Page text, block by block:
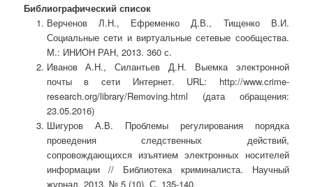
Библиографический список
Верченов Л.Н., Ефременко Д.В., Тищенко В.И.
Социальные сети и виртуальные сетевые сообщества.
М.: ИНИОН РАН, 2013. 360 с.
Иванов А.Н., Силантьев Д.Н. Выемка электронной
почты в сети Интернет. URL: http://www.crime-
research.org/library/Removing.html (дата обращения:
23.05.2016)
Шигуров А.В. Проблемы регулирования порядка
проведения следственных действий,
сопровождающихся изъятием электронных носителей
информации // Библиотека криминалиста. Научный
журнал. 2013. № 5 (10). С. 135-140.